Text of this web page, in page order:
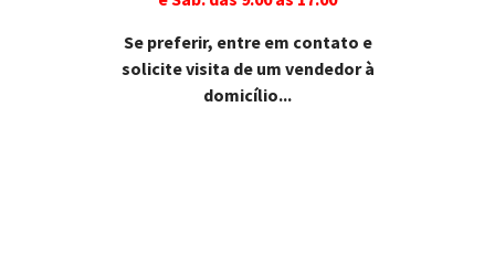
Se preferir, entre em contato e
solicite visita de um vendedor à
domicílio...